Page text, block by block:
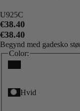
U925C
€38.40
€38.40
Begynd med gadesko
Color:
Hvid